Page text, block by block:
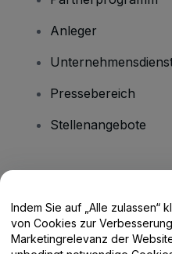
Anleger
Pressebereich
Stellenangebote
Hilfe-Center /
Indem Sie auf „Alle zulassen“
von Cookies zur
Marketingrelevanz der Website zu. Ansonsten